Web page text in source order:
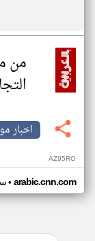
من
اخبار
AZ95RO
• arabic.cnn.com